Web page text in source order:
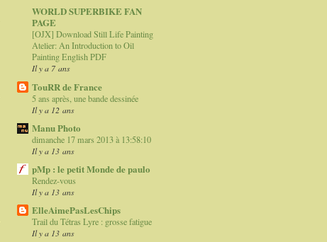
WORLD SUPERBIKE FAN
PAGE
[OJX] Download Still Life Painting
Atelier: An Introduction to Oil
Painting English PDF
Il y a 7 ans
TouRR de France
5 ans après, une bande dessinée
Il y a 12 ans
Manu Photo
dimanche 17 mars 2013 à 13:58:10
Il y a 13 ans
pMp : le petit Monde de paulo
Rendez-vous
Il y a 13 ans
ElleAimePasLesChips
Trail du Tétras Lyre : grosse fatigue
Il y a 13 ans